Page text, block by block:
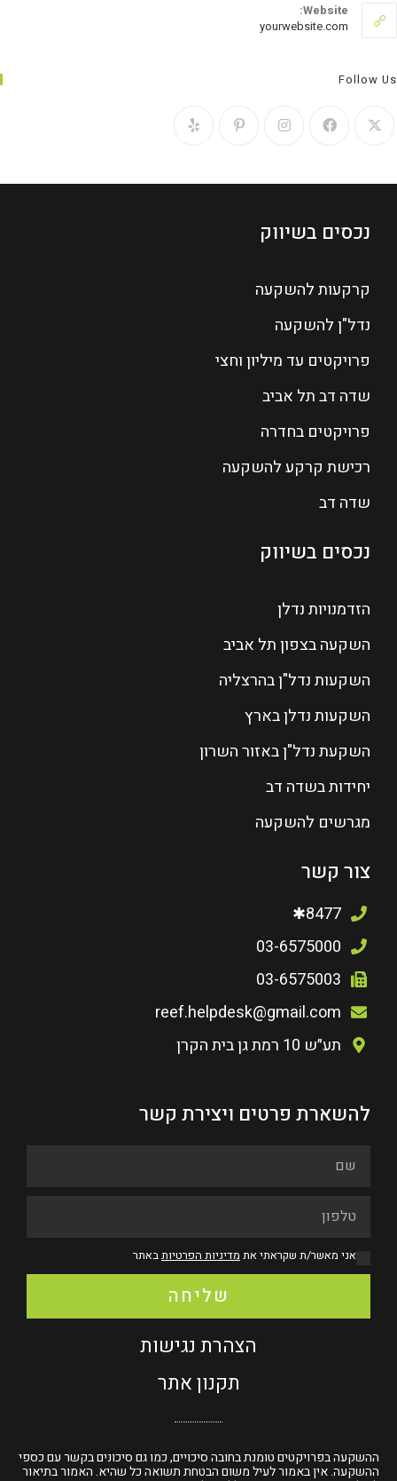
Website:
yourwebsite.com
Follow Us
נכסים בשיווק
קרקעות להשקעה
נדל"ן להשקעה
פרויקטים עד מיליון וחצי
שדה דב תל אביב
פרויקטים בחדרה
רכישת קרקע להשקעה
שדה דב
נכסים בשיווק
הזדמנויות נדלן
השקעה בצפון תל אביב
השקעות נדל"ן בהרצליה
השקעות נדלן בארץ
השקעת נדל"ן באזור השרון
יחידות בשדה דב
מגרשים להשקעה
צור קשר
8477✱
03-6575000
03-6575003
reef.helpdesk@gmail.com
תע״ש 10 רמת גן בית הקרן
להשארת פרטים ויצירת קשר
אני מאשר/ת שקראתי את מדיניות הפרטיותבאתר
שליחה
הצהרת נגישות
תקנון אתר
ההשקעה בפרויקטים טומנת בחובה סיכויים, כמו גם סיכונים בקשר עם כספי
ההשקעה. אין באמור לעיל משום הבטחת תשואה כל שהיא. האמור בתיאור